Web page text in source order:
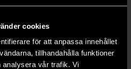
cookies
för att anpassa innehållet
tillhandahålla funktioner
vår trafik. Vi